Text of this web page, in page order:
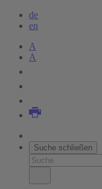
de
en
A
A
Suche schließen